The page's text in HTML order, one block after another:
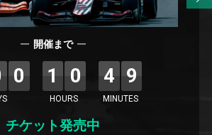
開催まで
10
HOURS
49
MINUTES
チケット発売中